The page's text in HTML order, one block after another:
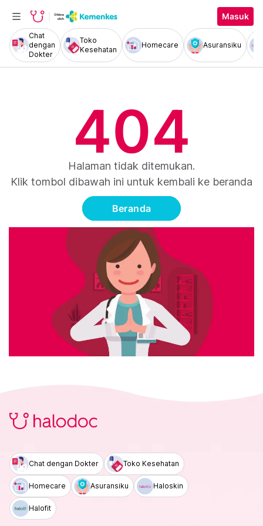
Masuk
Chat
dengan
Dokter
Toko
Kesehatan
Homecare Asuransiku
404
Halaman tidak ditemukan.
Klik tombol dibawah ini untuk kembali ke beranda
Beranda
Chat dengan Dokter Toko Kesehatan
Homecare Asuransiku Haloskin
Halofit